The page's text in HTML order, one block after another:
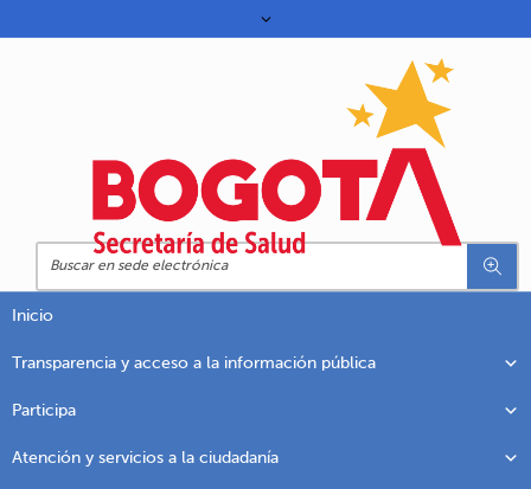
Inicio
Transparencia y acceso a la información pública
Participa
Atención y servicios a la ciudadanía